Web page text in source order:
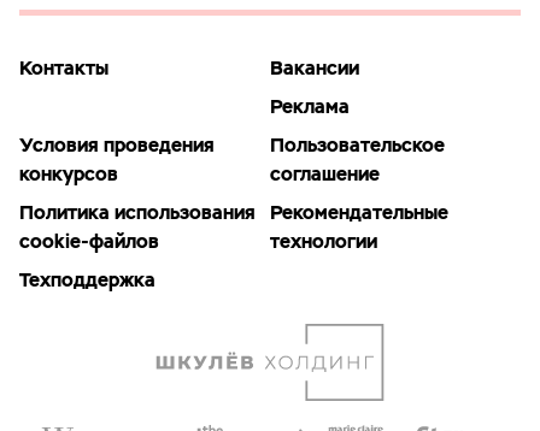
Контакты
Вакансии
Реклама
Условия проведения
конкурсов
Пользовательское
соглашение
Политика использования
cookie-файлов
Рекомендательные
технологии
Техподдержка